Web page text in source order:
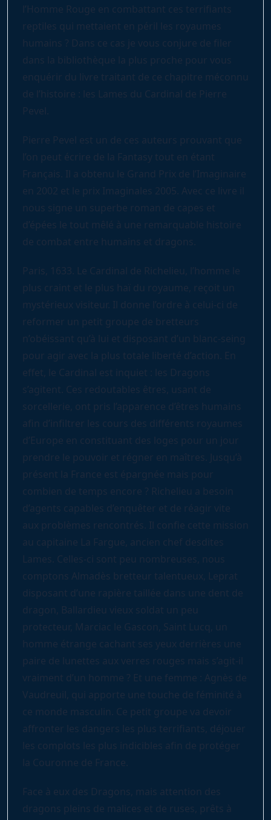
l’Homme Rouge en combattant ces terrifiants
reptiles qui mettaient en péril les royaumes
humains ? Dans ce cas je vous conjure de filer
dans la bibliothèque la plus proche pour vous
enquérir du livre traitant de ce chapitre méconnu
de l’histoire : les Lames du Cardinal de Pierre
Pevel.
Pierre Pevel est un de ces auteurs prouvant que
l’on peut écrire de la Fantasy tout en étant
Français. Il a obtenu le Grand Prix de l’Imaginaire
en 2002 et le prix Imaginales 2005. Avec ce livre il
nous signe un superbe roman de capes et
d’épées le tout mêlé à une remarquable histoire
de combat entre humains et dragons.
Paris, 1633. Le Cardinal de Richelieu, l’homme le
plus craint et le plus haï du royaume, reçoit un
mystérieux visiteur. Il donne l’ordre à celui-ci de
reformer un petit groupe de bretteurs
n’obéissant qu’à lui et disposant d’un blanc-seing
pour agir avec la plus totale liberté d’action. En
effet, le Cardinal est inquiet : les Dragons
s’agitent. Ces redoutables êtres, usant de
sorcellerie, ont pris l’apparence d’êtres humains
afin d’infiltrer les cours des différents royaumes
d’Europe en constituant des loges pour un jour
prendre le pouvoir et régner en maîtres. Jusqu’à
présent la France est épargnée mais pour
combien de temps encore ? Richelieu a besoin
d’agents capables d’enquêter et de réagir vite
aux problèmes rencontrés. Il confie cette mission
au capitaine La Fargue, ancien chef desdites
Lames. Celles-ci sont peu nombreuses, nous
comptons Almadès bretteur talentueux, Leprat
disposant d’une rapière taillée dans une dent de
dragon, Ballardieu vieux soldat un peu
protecteur, Marciac le Gascon, Saint Lucq, un
homme étrange cachant ses yeux derrières une
paire de lunettes aux verres rouges mais s’agit-il
vraiment d’un homme ? Et une femme : Agnès de
Vaudreuil, qui apporte une touche de féminité à
ce monde masculin. Ce petit groupe va devoir
affronter les dangers les plus terrifiants, déjouer
les complots les plus indicibles afin de protéger
la Couronne de France.
Face à eux des Dragons, mais attention des
dragons pleins de malices et de ruses, prêts à